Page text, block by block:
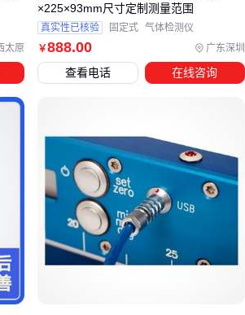
选择支持多级报警阈值的设备，可根据
敏度
覆盖作业场所可能出现的漏电电流范围
启动时间应控制在秒级以内，同时保持
电力巡检场景，便携式漏电检测仪
便于携带，但防护等级和功能集成度通
。而固定安装的漏电保护测试仪
虽然
足紧急情况下的快速呼救需求。
确主要风险类型：如果作业环境复杂且
保证呼救功能的可靠性；若工作场所电
检测精度。这种平衡判断直接影响后续
太原 ￥888.00 广东深圳
×225×93mm尺寸定制测量范围
真实性已核验 固定式 气体检测仪
查看电话 在线咨询